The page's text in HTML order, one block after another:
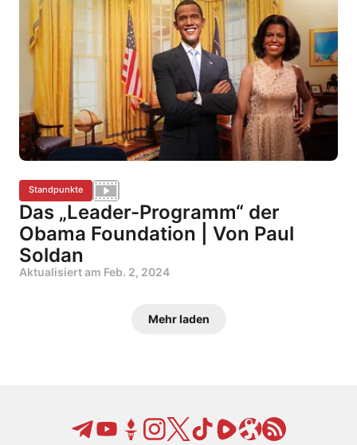
Standpunkte
Das „Leader-Programm“ der
Obama Foundation | Von Paul
Soldan
Aktualisiert am Feb. 2, 2024
Mehr laden